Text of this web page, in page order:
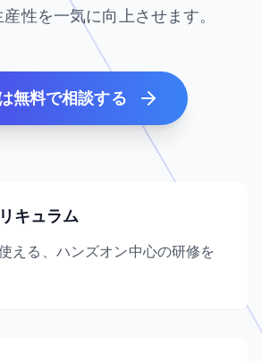
性を一気に向上させます。
無料で相談する
キュラム
える、ハンズオン中心の研修を